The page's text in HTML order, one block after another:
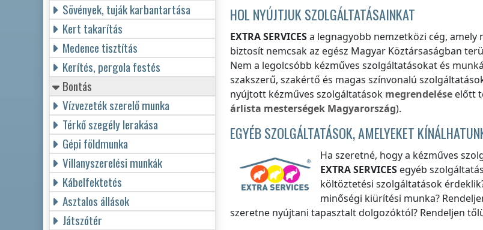
HOL NYÚJTJUK SZOLGÁLTATÁSAINKAT
EXTRA SERVICESa legnagyobb nemzetközi cég, amely
biztosít nemcsakaz egész Magyar Köztársaságban
Nem a legolcsóbb kézműves szolgáltatásokat és
szakszerű, szakértő és magas színvonalú
nyújtott kézműves szolgáltatások megrendelése előtt
árlista mesterségek Magyarország).
EGYÉB SZOLGÁLTATÁSOK, AMELYEKET
Ha szeretné, hogy a kézműves
EXTRA SERVICES egyéb
költöztetési szolgáltatások
minőségi kiürítési munka?
szeretne nyújtani tapasztalt dolgozóktól? Rendeljen
Sövények, tuják karbantartása
Kert takarítás
Medence tisztítás
Kerítés, pergola festés
Bontás
Vízvezeték szerelő munka
Térkő szegély lerakása
Gépi földmunka
Villanyszerelési munkák
Kábelfektetés
Asztalos állások
Játszótér